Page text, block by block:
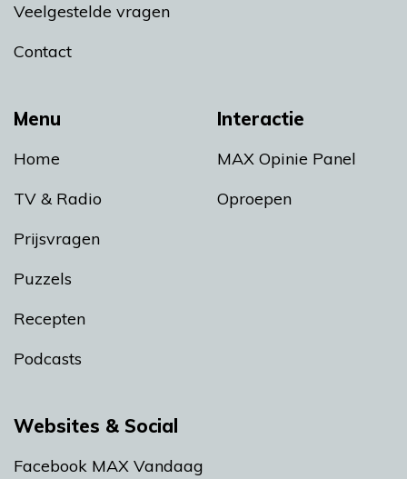
Menu
Home
TV & Radio
Prijsvragen
Puzzels
Recepten
Podcasts
Interactie
MAX Opinie Panel
Oproepen
Veelgestelde vragen
Contact
Websites & Social
Facebook MAX Vandaag